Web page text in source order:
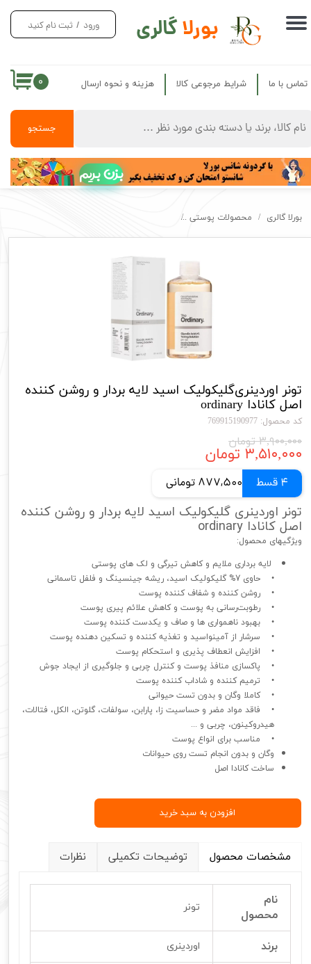
بورلاگالری
جستجو
ورود / ثبت نام کنید
حساب کاربری من
سفارشات
خروج از حساب کاربری
۰ تماس با ما شرایط مرجوعی کالا هزینه و نحوه ارسال
بزن بریم
بورلا گالری محصولات پوستی
تونر اوردینری‌گلیکولیک اسید لایه بردار و روشن کننده
اصل کانادا ordinary
کد محصول: 769915190977
۳,۹۰۰,۰۰۰ تومان
۳,۵۱۰,۰۰۰ تومان
4 قسط 877,500 تومانی
تونر اوردینری گلیکولیک اسید لایه بردار و روشن کننده
اصل کانادا ordinary
ویژگیهای محصول:
لایه برداری ملایم و کاهش تیرگی و لک های پوستی
• حاوی 7% گلیکولیک اسید، ریشه جینسینگ و فلفل تاسمانی
• روشن کننده و شفاف کننده پوست
• رطوبت‌رسانی به پوست و کاهش علائم پیری پوست
• بهبود ناهمواری ها و صاف و یکدست کننده پوست
• سرشار از آمینواسید و تغذیه کننده و تسکین دهنده پوست
• افزایش انعطاف پذیری و استحکام پوست
• پاکسازی منافذ پوست و کنترل چربی و جلوگیری از ایجاد جوش
• ترمیم کننده و شاداب کننده پوست
• کاملا وگان و بدون تست حیوانی
• فاقد مواد مضر و حساسیت‌ زا، پارابن، سولفات، گلوتن، الکل، فتالات،
هیدروکینون، چربی و ...
• مناسب برای انواع پوست
وگان و بدون انجام تست روی حیوانات
ساخت کانادا اصل
افزودن به سبد خرید
مشخصات محصول توضیحات تکمیلی نظرات
نام
محصول
تونر
برند اوردینری